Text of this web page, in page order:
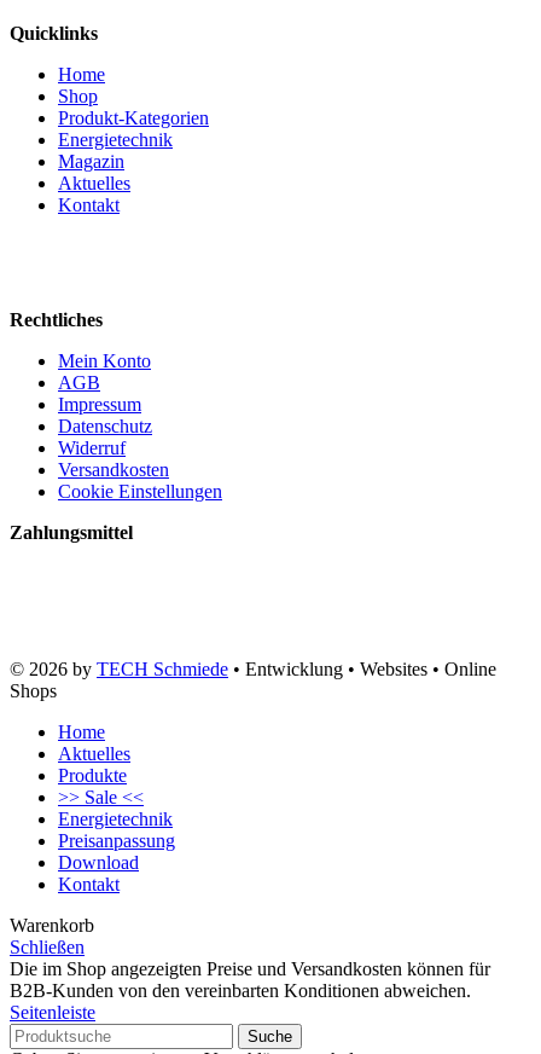
Quicklinks
Home
Shop
Produkt-Kategorien
Energietechnik
Magazin
Aktuelles
Kontakt
Rechtliches
Mein Konto
AGB
Impressum
Datenschutz
Widerruf
Versandkosten
Cookie Einstellungen
Zahlungsmittel
© 2026 by TECH Schmiede • Entwicklung • Websites • Online
Shops
Home
Aktuelles
Produkte
>> Sale <<
Energietechnik
Preisanpassung
Download
Kontakt
Warenkorb
Schließen
Die im Shop angezeigten Preise und Versandkosten können für
B2B-Kunden von den vereinbarten Konditionen abweichen.
Seitenleiste
Suche